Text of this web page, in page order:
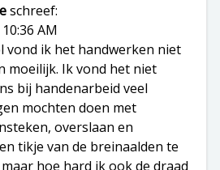
schreef:
AM
vond ik het handwerken niet
moeilijk. Ik vond het niet
bij handenarbeid veel
mochten doen met
overslaan en
tikje van de breinaalden te
hoe hard ik ook de draad